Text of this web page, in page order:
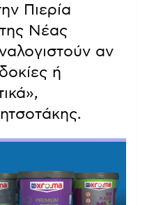
Πιερία
Νέας
αν
ή